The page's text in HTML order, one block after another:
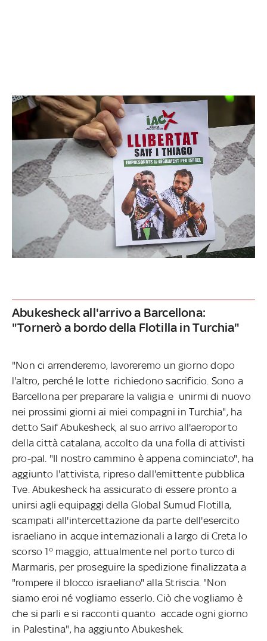
Abukesheck all'arrivo a Barcellona:
"Tornerò a bordo della Flotilla in Turchia"
"Non ci arrenderemo, lavoreremo un giorno dopo
l'altro, perché le lotte richiedono sacrificio. Sono a
Barcellona per preparare la valigia e unirmi di nuovo
nei prossimi giorni ai miei compagni in Turchia", ha
detto Saif Abukesheck, al suo arrivo all'aeroporto
della città catalana, accolto da una folla di attivisti
pro-pal. "Il nostro cammino è appena cominciato", ha
aggiunto l'attivista, ripreso dall'emittente pubblica
Tve. Abukesheck ha assicurato di essere pronto a
unirsi agli equipaggi della Global Sumud Flotilla,
scampati all'intercettazione da parte dell'esercito
israeliano in acque internazionali a largo di Creta lo
scorso 1° maggio, attualmente nel porto turco di
Marmaris, per proseguire la spedizione finalizzata a
"rompere il blocco israeliano" alla Striscia. "Non
siamo eroi né vogliamo esserlo. Ciò che vogliamo è
che si parli e si racconti quanto accade ogni giorno
in Palestina", ha aggiunto Abukeshek.